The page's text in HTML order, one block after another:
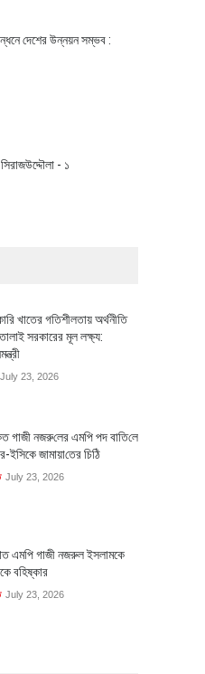
দেশের উন্নয়ন সম্ভব :
- ১
খাতের গতিশীলতায় অর্থনীতি
সরকারের মূল লক্ষ্য:
July 23, 2026
গাজী নজরু‌লের এম‌পি পদ বা‌তি‌লে
ইসিকে জামায়া‌তের চি‌ঠি
July 23, 2026
এমপি গাজী নজরুল ইসলামকে
বহিষ্কার
July 23, 2026